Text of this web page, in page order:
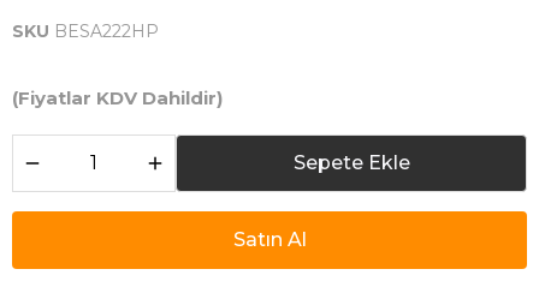
SKU BESA222HP
(Fiyatlar KDV Dahildir)
Sepete Ekle
Satın Al